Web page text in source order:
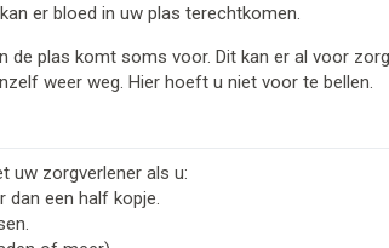
er bloed in uw plas terechtkomen.
de plas komt soms voor. Dit kan er al voor
weer weg. Hier hoeft u niet voor te bellen.
uw zorgverlener als u:
dan een half kopje.